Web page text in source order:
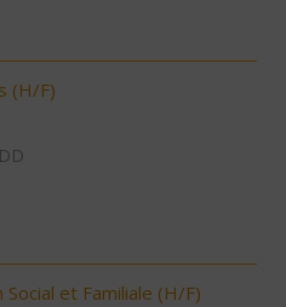
(H/F)
et Familiale (H/F)